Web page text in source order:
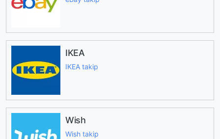
IKEA
IKEA takip
Wish
Wish takip